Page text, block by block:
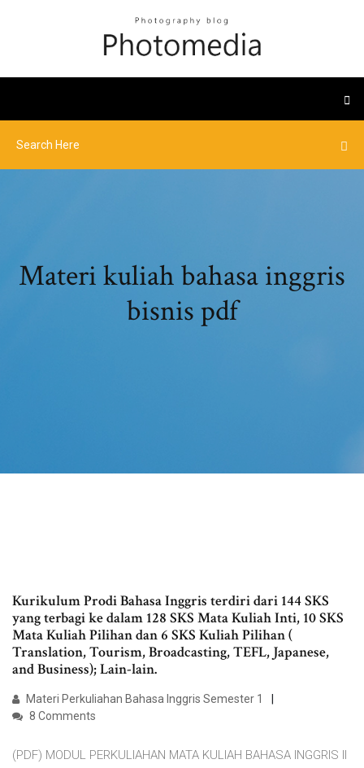
Materi kuliah bahasa inggris
bisnis pdf
Kurikulum Prodi Bahasa Inggris terdiri dari 144 SKS
yang terbagi ke dalam 128 SKS Mata Kuliah Inti, 10 SKS
Mata Kuliah Pilihan dan 6 SKS Kuliah Pilihan (
Translation, Tourism, Broadcasting, TEFL, Japanese,
and Business); Lain-lain.
Materi Perkuliahan Bahasa Inggris Semester 1
8 Comments
(PDF) MODUL PERKULIAHAN MATA KULIAH BAHASA INGGRIS II